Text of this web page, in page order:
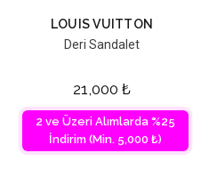
LOUIS VUITTON
Deri Sandalet
21,000 ₺
2 ve Üzeri Alımlarda %25
İndirim (Min. 5,000 ₺)